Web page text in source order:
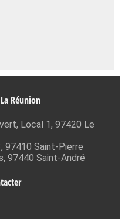
Réunion
Local 1, 97420 Le
97410 Saint-Pierre
97440 Saint-André